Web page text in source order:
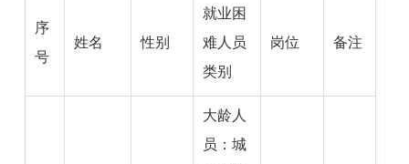
序
号
姓名 性别
就业困
难人员
类别
岗位 备注
大龄人
员：城